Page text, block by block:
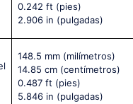
0.242 ft (pies)
2.906 in (pulgadas)
148.5 mm (milímetros)
14.85 cm (centímetros)
0.487 ft (pies)
5.846 in (pulgadas)